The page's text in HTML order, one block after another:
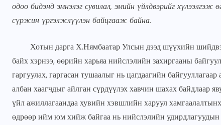
одоо бидэнд эмнэлэг сувилал, эмийн үйлдвэрийг
сүржин үргэлжлүүлэн байцгааж байна.
Хотын дарга Х.Нямбаатар Улсын дээд шүүхийн
байх хэрнээ, өөрийн харьяа нийслэлийн захиргааны
гаргуулах, гаргасан тушаалыг нь цагдаагийн
албан хаагчдыг айлган сүрдүүлэх хавчин шахах байдлаар
үйл ажиллагаандаа хувийн хэвшлийн харуул
өдрөөр ийм юм хийж байгаа нь нийслэлийн удирдлагуудын
цэцэрлэгт хүрээлэн
болгоно